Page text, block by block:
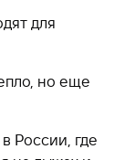
для
но еще
России, где